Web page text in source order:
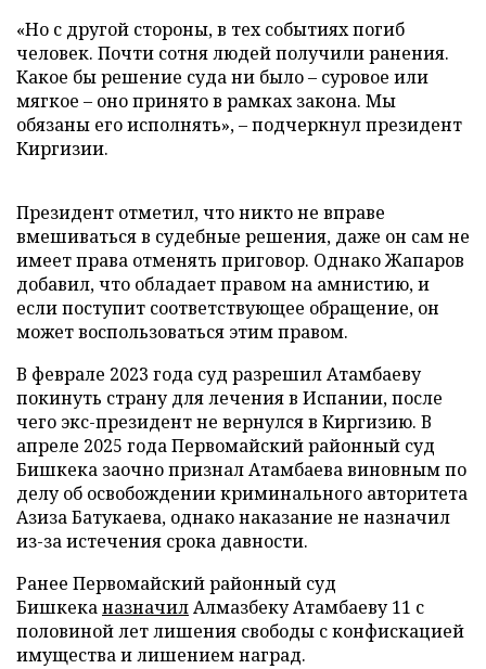
«Но с другой стороны, в тех событиях погиб
человек. Почти сотня людей получили ранения.
Какое бы решение суда ни было – суровое или
мягкое – оно принято в рамках закона. Мы
обязаны его исполнять», – подчеркнул президент
Киргизии.
Президент отметил, что никто не вправе
вмешиваться в судебные решения, даже он сам не
имеет права отменять приговор. Однако Жапаров
добавил, что обладает правом на амнистию, и
если поступит соответствующее обращение, он
может воспользоваться этим правом.
В феврале 2023 года суд разрешил Атамбаеву
покинуть страну для лечения в Испании, после
чего экс-президент не вернулся в Киргизию. В
апреле 2025 года Первомайский районный суд
Бишкека заочно признал Атамбаева виновным по
делу об освобождении криминального авторитета
Азиза Батукаева, однако наказание не назначил
из-за истечения срока давности.
Ранее Первомайский районный суд
БишкеканазначилАлмазбеку Атамбаеву 11 с
половиной лет лишения свободы с конфискацией
имущества и лишением наград.